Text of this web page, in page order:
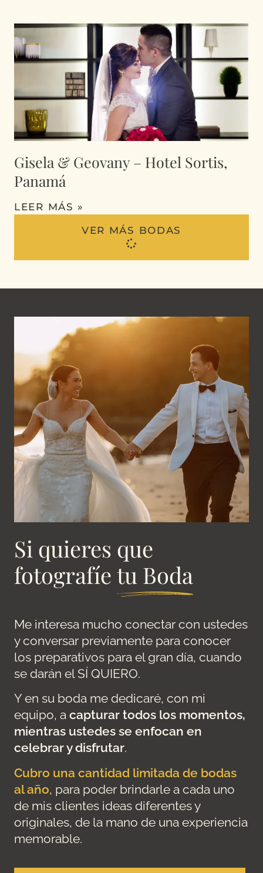
Gisela & Geovany – Hotel Sortis,
Panamá
LEER MÁS »
VER MÁS BODAS
Si quieres que
fotografíetu Boda
Me interesa mucho conectar con ustedes
y conversar previamente para conocer
los preparativos para el gran día, cuando
se darán el SÍ QUIERO.
Y en su boda me dedicaré, con mi
equipo, a capturar todos los momentos,
mientras ustedes se enfocan en
celebrar y disfrutar.
Cubro una cantidad limitada de bodas
al año, para poder brindarle a cada uno
de mis clientes ideas diferentes y
originales, de la mano de una experiencia
memorable.